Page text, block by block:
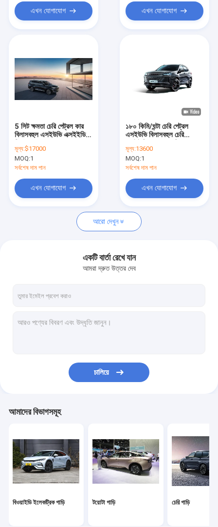
ভিডিও
আমাদের সম্পর্কে
উদ্ধৃতির জন্য আবেদন
বিওয়াইডি ইলেকট্রিক গাড়ি
লিসিয়াং ইলেকট্রিক গাড়ি
সেরেস ইলেকট্রিক কার
লিঙ্ক অ্যান্ড কো ইলেকট্রিক গাড়ি
ব্যবহৃত গাড়ী
এখন যোগাযোগ এখন যোগাযোগ
5 সিট ক্ষমতা চেরি পেট্রল কার
বিলাসবহুল এসইউভি এক্সইইডি
জ্বালানী দক্ষতা
মূল্য:$17000
MOQ:1
সর্বশেষ দাম পান
এখন যোগাযোগ
১৮০ কিমি/ঘন্টা চেরি পেট্রল
এসইউভি বিলাসবহুল চেরি
ম্যানুয়াল ট্রান্সমিশন
মূল্য:13600
MOQ:1
সর্বশেষ দাম পান
এখন যোগাযোগ
আরো দেখুন
একটি বার্তা রেখে যান
আমরা দ্রুত উত্তর দেব
চালিয়ে
আমাদের বিভাগসমূহ
বিওয়াইডি ইলেকট্রিক গাড়ি টয়োটা গাড়ি চেরি গাড়ি